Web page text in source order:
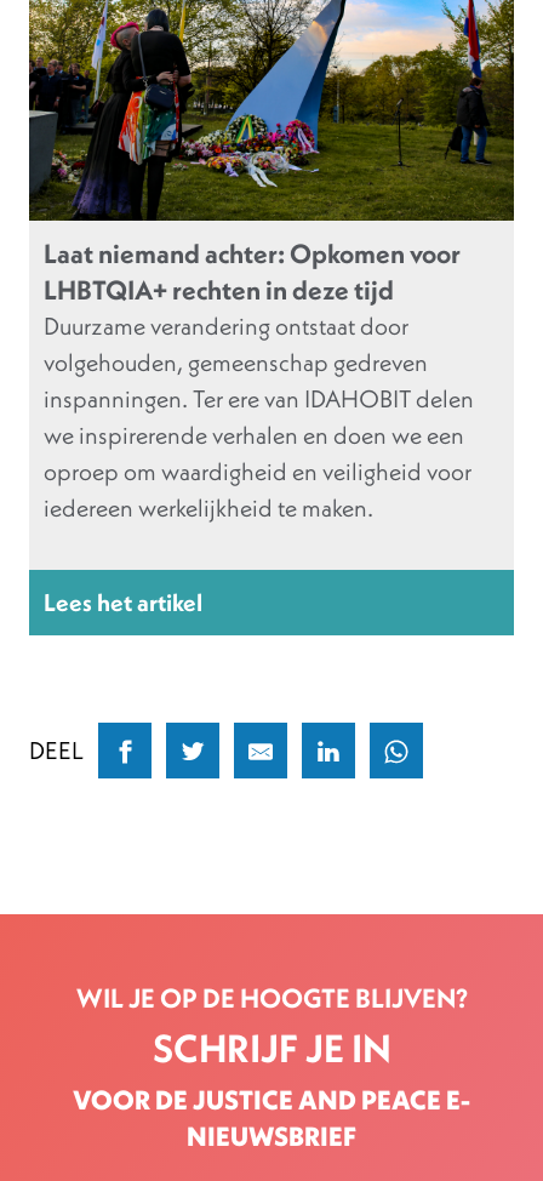
Laat niemand achter: Opkomen voor
LHBTQIA+ rechten in deze tijd
Duurzame verandering ontstaat door
volgehouden, gemeenschap gedreven
inspanningen. Ter ere van IDAHOBIT delen
we inspirerende verhalen en doen we een
oproep om waardigheid en veiligheid voor
iedereen werkelijkheid te maken.
Lees het artikel
DEEL
WIL JE OP DE HOOGTE BLIJVEN?
SCHRIJF JE IN
VOOR DE JUSTICE AND PEACE E-
NIEUWSBRIEF